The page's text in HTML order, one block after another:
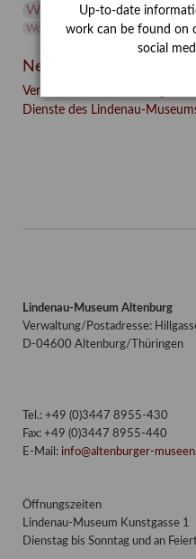
Werkbetrachtung Winter
Wolf und Hund
Zirkuswoche
Neueste Beiträge
Verschenkt, verkauft,
Dienste des Lindenau-
Lindenau-Museum Altenburg
Verwaltung/Postadresse:
D-04600 Altenburg/Thüringen
Tel.: +49 (0)3447 8955-430
Fax: +49 (0)3447 8955-440
E-Mail: info@altenburger-
Öffnungszeiten
Lindenau-Museum Kunstgasse 1
Dienstag bis Sonntag und an
Up-to-date
work can be found on
social